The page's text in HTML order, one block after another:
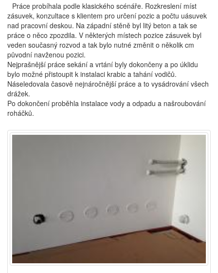
Práce probíhala podle klasického scénáře. Rozkreslení míst
zásuvek, konzultace s klientem pro určení pozic a počtu uásuvek
nad pracovní deskou. Na západní stěně byl litý beton a tak se
práce o něco zpozdila. V některých místech pozice zásuvek byl
veden současný rozvod a tak bylo nutné změnit o několik cm
původní navženou pozici.
Nejprašnější práce sekání a vrtání byly dokončeny a po úklidu
bylo možné přistoupit k instalaci krabic a tahání vodičů.
Náseledovala časově nejnáročnější práce a to vysádrování všech
drážek.
Po dokončení proběhla instalace vody a odpadu a našroubování
roháčků.